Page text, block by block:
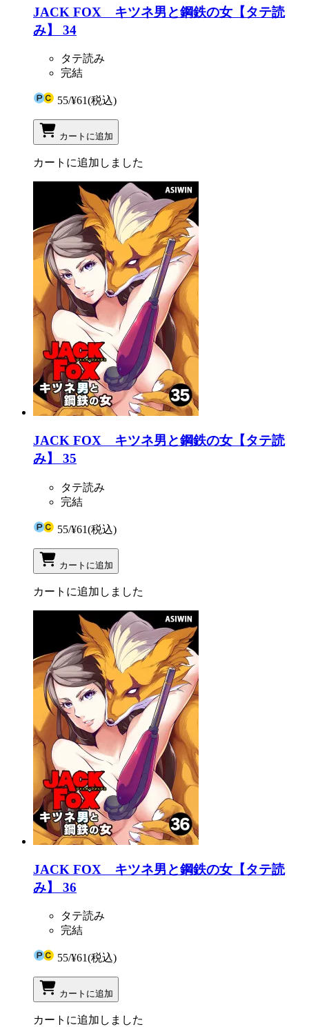
JACK FOX キツネ男と鋼鉄の女【タテ読
み】 34
タテ読み
完結
55/¥61(税込)
カートに追加
カートに追加しました
JACK FOX キツネ男と鋼鉄の女【タテ読
み】 35
タテ読み
完結
55/¥61(税込)
カートに追加
カートに追加しました
JACK FOX キツネ男と鋼鉄の女【タテ読
み】 36
タテ読み
完結
55/¥61(税込)
カートに追加
カートに追加しました